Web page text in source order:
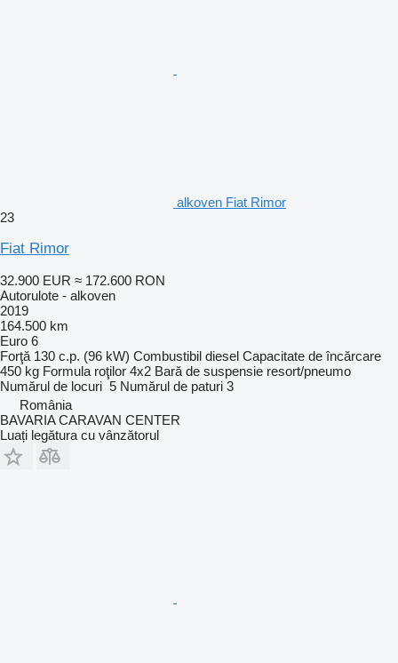
alkoven Fiat Rimor
23
Fiat Rimor
32.900 EUR ≈ 172.600 RON
Autorulote - alkoven
2019
164.500 km
Euro 6
Forţă 130 c.p. (96 kW) Combustibil diesel Capacitate de încărcare
450 kg Formula roţilor 4x2 Bară de suspensie resort/pneumo
Numărul de locuri 5 Numărul de paturi 3
România
BAVARIA CARAVAN CENTER
Luați legătura cu vânzătorul